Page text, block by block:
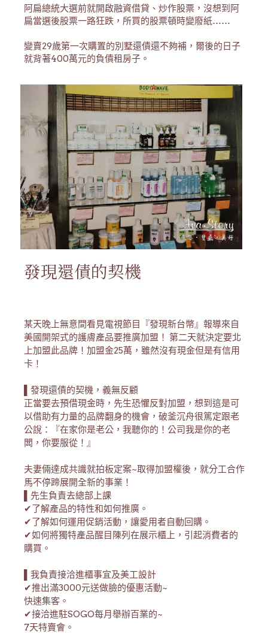
阿扁總統大選前就開啟融資借貸、炒作股票，沒想到阿
扁當選後股票一路狂跌，所買的股票頓時變廢紙……
變賣29歲第一次購置的別墅還債還不夠補，爾後的日子
就背著400萬元的負債租房子。
發現還債的契機
某天晚上無意間看見電視節目『發現新台幣』報導來自
美國開架式的護膚產品要推廣加盟！ 第二天就決定要北
上加盟此品牌！加盟金25萬，雖然沒有現金但是有信用
卡！
▌發現還債的契機，義無反顧
正當要去預借現金時，先生恐懼反對加盟，想到這是可
以借助有力量的品牌翻身的機會，破釜沉舟很篤定跟老
公說：『在家你是老公，我聽你的！公司我是你的老
闆，你要服從！』
夫妻倆達成共識就拍板定案~取得加盟權後，就分工合作
馬不停蹄展開全新的事業！
▌先生負責去總部上課
✔了解產品的特性和如何推廣。
✔了解如何運用促銷活動，讓愛用者自動回購。
✔如何將獨特產品醒目陳列在展示櫃上，引起消費者的
購買。
▌我負責接洽進櫃事宜及美工設計
✔推出滿3000元送做臉的優惠活動~
快速集客。
✔接洽進駐SOGO每月舉辦百業的~
7天特賣會。